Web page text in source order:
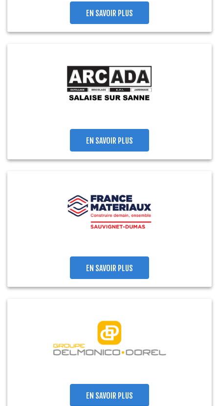
EN SAVOIR PLUS
EN SAVOIR PLUS
EN SAVOIR PLUS
EN SAVOIR PLUS